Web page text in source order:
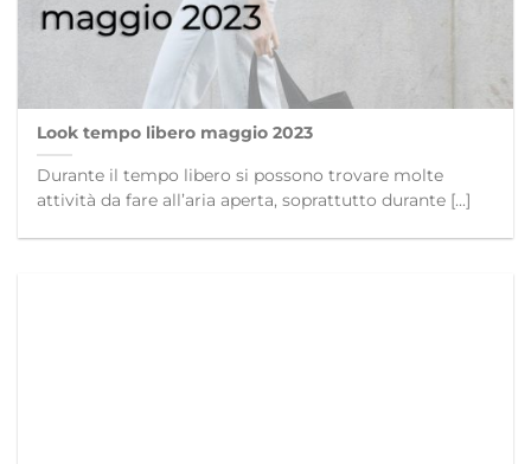
Look tempo libero maggio 2023
Durante il tempo libero si possono trovare molte
attività da fare all’aria aperta, soprattutto durante [...]